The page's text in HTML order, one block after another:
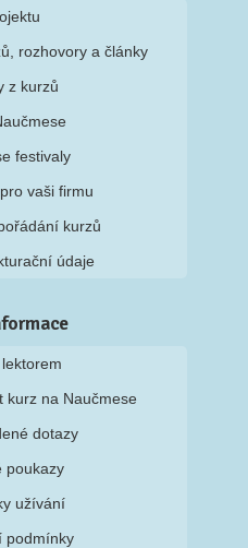
rozhovory a články
z kurzů
festivaly
vaši firmu
kurzů
údaje
kurz na Naučmese
dotazy
poukazy
užívání
podmínky